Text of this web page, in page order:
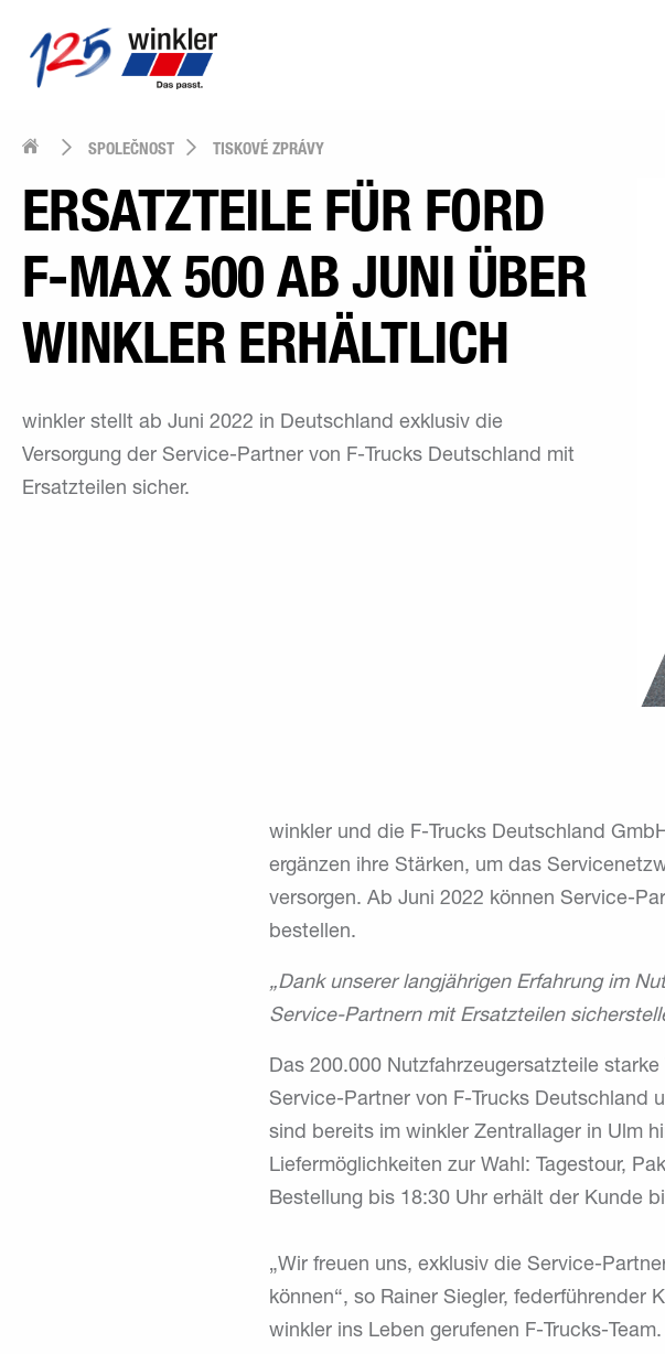
SPOLEČNOST TISKOVÉ ZPRÁVY
ERSATZTEILE FÜR FORD
F-MAX 500 AB JUNI ÜBER
WINKLER ERHÄLTLICH
winkler stellt ab Juni 2022 in Deutschland exklusiv die
Versorgung der Service-Partner von F-Trucks Deutschland mit
Ersatzteilen sicher.
winkler und die F-Trucks Deutschland
ergänzen ihre Stärken, um das
versorgen. Ab Juni 2022 können Service-
bestellen.
„Dank unserer langjährigen Erfahrung im
Service-Partnern mit Ersatzteilen
Das 200.000 Nutzfahrzeugersatzteile
Service-Partner von F-Trucks Deutschland
sind bereits im winkler Zentrallager in Ulm
Liefermöglichkeiten zur Wahl: Tagestour,
Bestellung bis 18:30 Uhr erhält der Kunde
„Wir freuen uns, exklusiv die Service-
können“, so Rainer Siegler, federführender
winkler ins Leben gerufenen F-Trucks-